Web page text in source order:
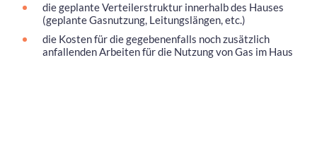
die geplante Verteilerstruktur innerhalb des Hauses
(geplante Gasnutzung, Leitungslängen, etc.)
die Kosten für die gegebenenfalls noch zusätzlich
anfallenden Arbeiten für die Nutzung von Gas im Haus